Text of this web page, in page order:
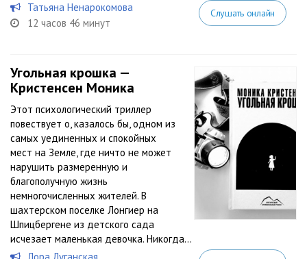
Татьяна Ненарокомова
12 часов 46 минут
Слушать онлайн
Угольная крошка —
Кристенсен Моника
Этот психологический триллер
повествует о, казалось бы, одном из
самых уединенных и спокойных
мест на Земле, где ничто не может
нарушить размеренную и
благополучную жизнь
немногочисленных жителей. В
шахтерском поселке Лонгиер на
Шпицбергене из детского сада
исчезает маленькая девочка. Никогда...